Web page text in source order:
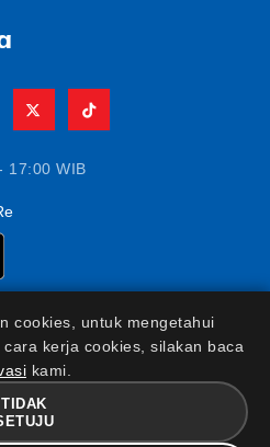
17:00 WIB
berizin dan diawasi oleh
Kebijakan Keamanan
cookies, untuk mengetahui
kerja cookies, silakan baca
kami.
TIDAK